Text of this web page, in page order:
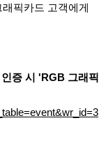
픽카드 고객에게
증 시 'RGB 그래픽